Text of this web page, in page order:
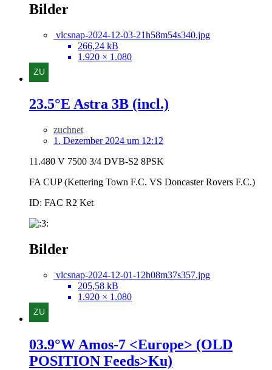
Bilder
vlcsnap-2024-12-03-21h58m54s340.jpg
266,24 kB
1.920 × 1.080
23.5°E Astra 3B (incl.)
zuchnet
1. Dezember 2024 um 12:12
11.480 V 7500 3/4 DVB-S2 8PSK
FA CUP (Kettering Town F.C. VS Doncaster Rovers F.C.)
ID: FAC R2 Ket
Bilder
vlcsnap-2024-12-01-12h08m37s357.jpg
205,58 kB
1.920 × 1.080
03.9°W Amos-7 <Europe> (OLD
POSITION Feeds>Ku)